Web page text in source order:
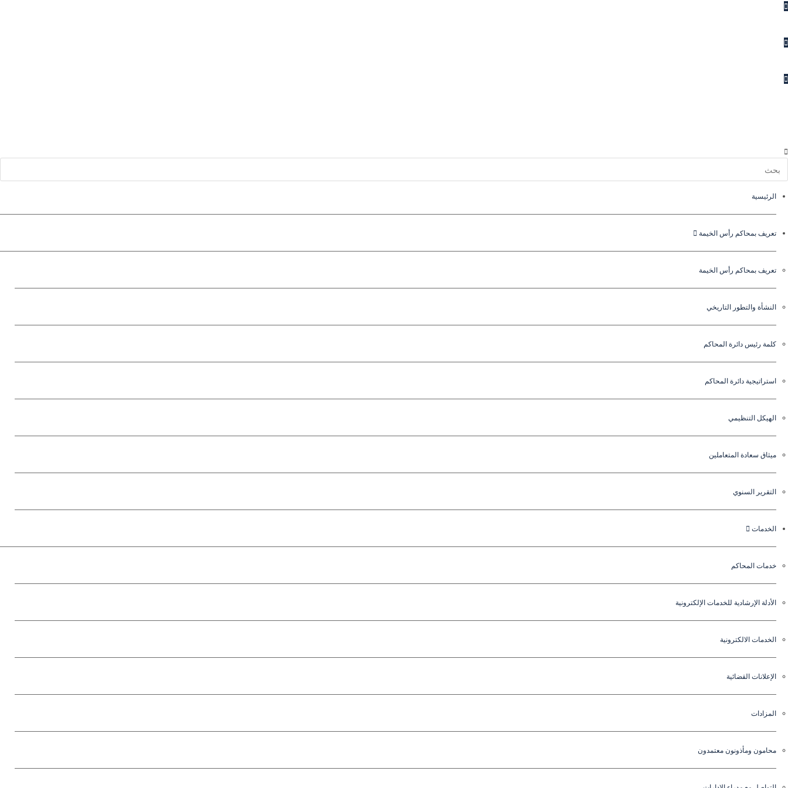
الرئيسية
تعريف بمحاكم رأس الخيمة
تعريف بمحاكم رأس الخيمة
النشأة والتطور التاريخي
كلمة رئيس دائرة المحاكم
استراتيجية دائرة المحاكم
الهيكل التنظيمي
ميثاق سعادة المتعاملين
التقرير السنوي
الخدمات
خدمات المحاكم
الأدلة الإرشادية للخدمات الإلكترونية
الخدمات الالكترونية
الإعلانات القضائية
المزادات
محامون ومأذونون معتمدون